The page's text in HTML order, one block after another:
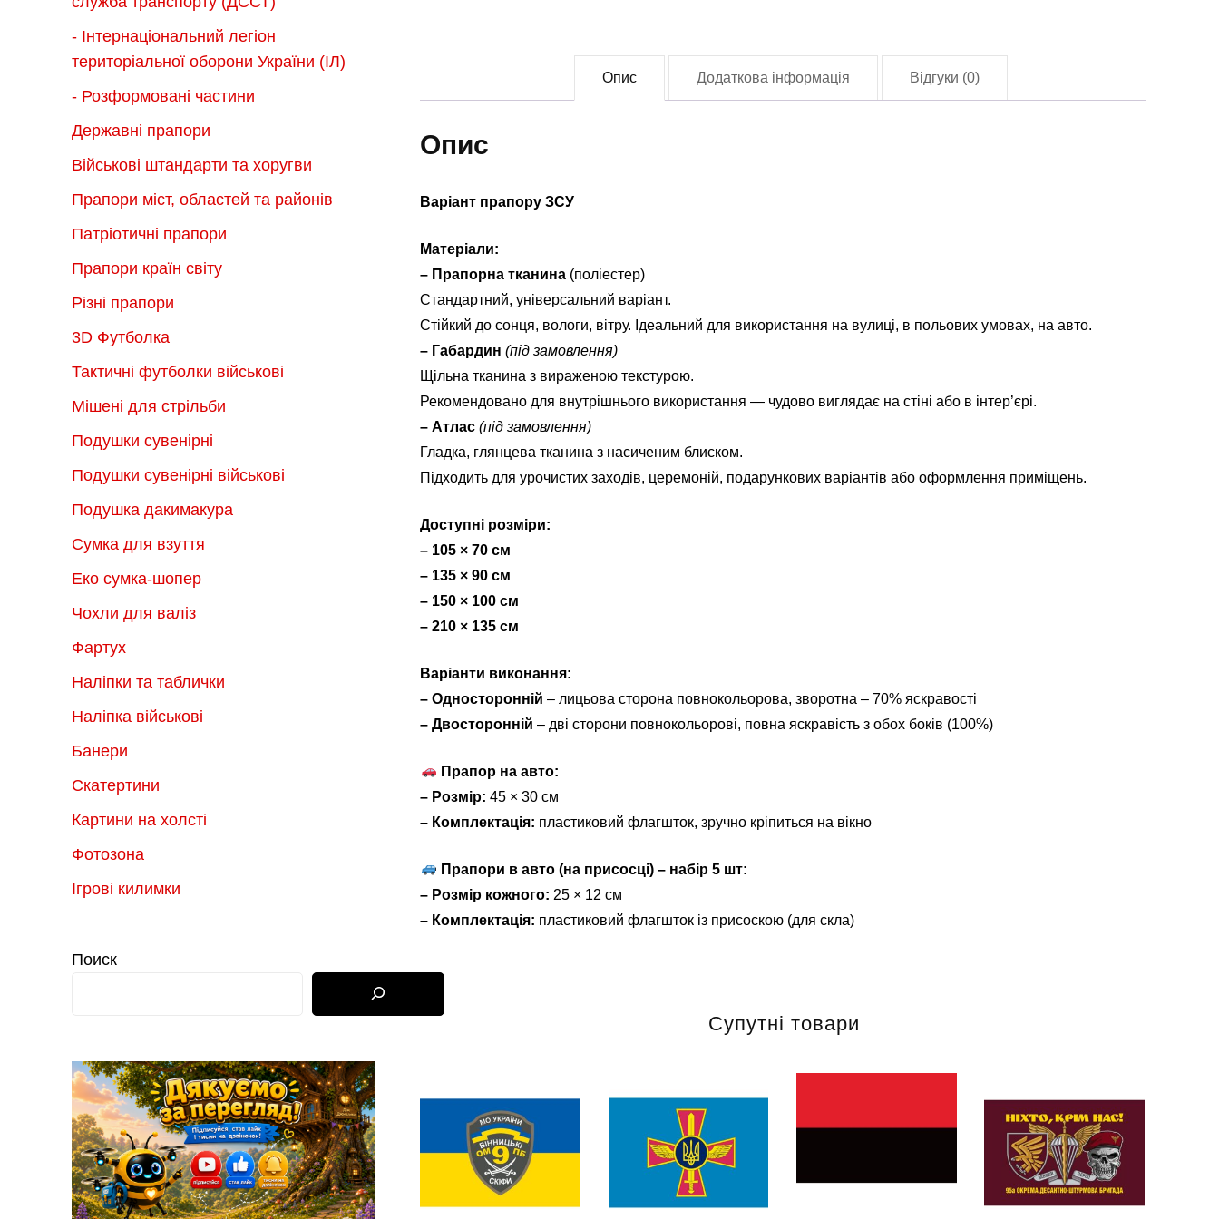
01439)
кількість
Опис Додаткова інформація Відгуки (0)
Опис
Варіант прапору ЗСУ
Матеріали:
– Прапорна тканина (поліестер)
Стандартний, універсальний варіант.
Стійкий до сонця, вологи, вітру. Ідеальний для використання на вулиці, в польових умовах, на авто.
– Габардин (під замовлення)
Щільна тканина з вираженою текстурою.
Рекомендовано для внутрішнього використання — чудово виглядає на стіні або в інтер’єрі.
– Атлас (під замовлення)
Гладка, глянцева тканина з насиченим блиском.
Підходить для урочистих заходів, церемоній, подарункових варіантів або оформлення приміщень.
Доступні розміри:
– 105 × 70 см
– 135 × 90 см
– 150 × 100 см
– 210 × 135 см
Варіанти виконання:
– Односторонній – лицьова сторона повнокольорова, зворотна – 70% яскравості
– Двосторонній – дві сторони повнокольорові, повна яскравість з обох боків (100%)
Прапор на авто:
– Розмір: 45 × 30 см
– Комплектація: пластиковий флагшток, зручно кріпиться на вікно
Прапори в авто (на присосці) – набір 5 шт:
– Розмір кожного: 25 × 12 см
– Комплектація: пластиковий флагшток із присоскою (для скла)
Супутні товари
- Інтернаціональний легіон
територіальної оборони України (ІЛ)
- Розформовані частини
Державні прапори
Військові штандарти та хоругви
Прапори міст, областей та районів
Патріотичні прапори
Прапори країн світу
Різні прапори
3D Футболка
Тактичні футболки військові
Мішені для стрільби
Подушки сувенірні
Подушки сувенірні військові
Подушка дакимакура
Сумка для взуття
Еко сумка-шопер
Чохли для валіз
Фартух
Наліпки та таблички
Наліпка військові
Банери
Скатертини
Картини на холсті
Фотозона
Ігрові килимки
Поиск